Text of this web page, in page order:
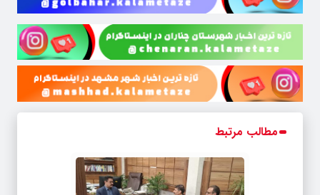
مطالب مرتبط